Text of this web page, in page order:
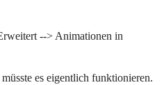
--> Animationen in
es eigentlich funktionieren.